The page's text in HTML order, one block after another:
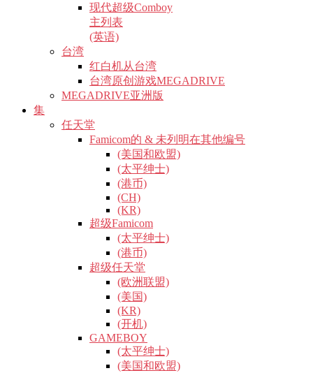
现代超级Comboy
主列表
(英语)
台湾
红白机从台湾
台湾原创游戏MEGADRIVE
MEGADRIVE亚洲版
集
任天堂
Famicom的 & 未列明在其他编号
(美国和欧盟)
(太平绅士)
(港币)
(CH)
(KR)
超级Famicom
(太平绅士)
(港币)
超级任天堂
(欧洲联盟)
(美国)
(KR)
(开机)
GAMEBOY
(太平绅士)
(美国和欧盟)